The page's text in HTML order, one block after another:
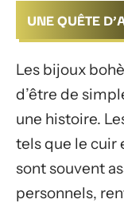
UNE QUÊTE
Les bijoux
d’être de
une histoire.
tels que le cuir
sont souvent
personnels,